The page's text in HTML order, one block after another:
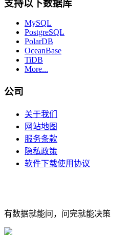
支持以下数据库
MySQL
PostgreSQL
PolarDB
OceanBase
TiDB
More...
公司
关于我们
网站地图
服务条款
隐私政策
软件下载使用协议
有数据就能问，问完就能决策